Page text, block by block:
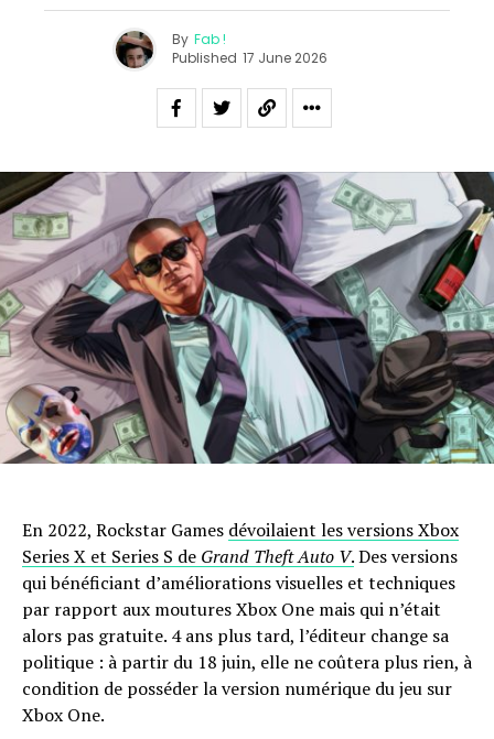
By Fab !
Published 17 June 2026
En 2022, Rockstar Games dévoilaient les versions Xbox
Series X et Series S de Grand Theft Auto V.Des versions
qui bénéficiant d’améliorations visuelles et techniques
par rapport aux moutures Xbox One mais qui n’était
alors pas gratuite. 4 ans plus tard, l’éditeur change sa
politique : à partir du 18 juin, elle ne coûtera plus rien, à
condition de posséder la version numérique du jeu sur
Xbox One.